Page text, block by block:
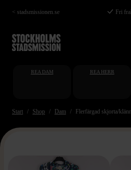
Hoppa
till
huvudinnehåll
< stadsmissionen.se Fri
REA DAM REA HERR
Start Shop Dam Flerfärgad skjorta/